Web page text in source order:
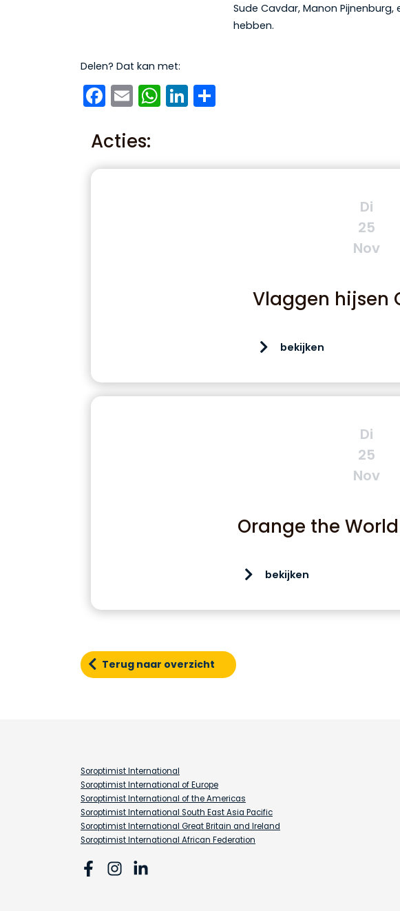
Sude Cavdar, Manon
hebben.
Delen? Dat kan met:
Facebook
EmailWhatsApp
LinkedIn
Acties:
Di
25
Nov
Vlaggen hijsen
bekijken
Di
25
Nov
Orange the
bekijken
Terug naar overzicht
Soroptimist International
Soroptimist International of Europe
Soroptimist International of the Americas
Soroptimist International South East Asia Pacific
Soroptimist International Great Britain and Ireland
Soroptimist International African Federation